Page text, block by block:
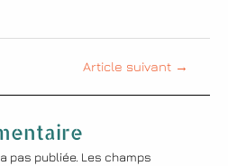
Article suivant →
pas publiée. Les champs